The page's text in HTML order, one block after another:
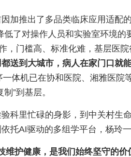
加推出了多品类临床应用适配
低了对操作人员和实验室环境的
，门槛高、标准化难，基层医院
送到大城市，病人在家门口就
体机已在协和医院、湘雅医院
”到基层。
科里忙碌的身影，到中关村生
托AI驱动的多组学平台，杨玲
维护健康，是我们始终坚守的